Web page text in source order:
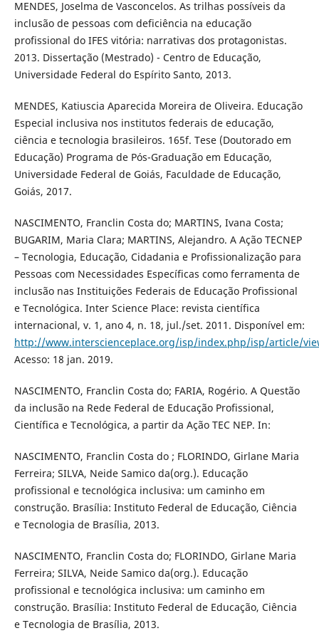
MENDES, Joselma de Vasconcelos. As trilhas possíveis da
inclusão de pessoas com deficiência na educação
profissional do IFES vitória: narrativas dos protagonistas.
2013. Dissertação (Mestrado) - Centro de Educação,
Universidade Federal do Espírito Santo, 2013.
MENDES, Katiuscia Aparecida Moreira de Oliveira. Educação
Especial inclusiva nos institutos federais de educação,
ciência e tecnologia brasileiros. 165f. Tese (Doutorado em
Educação) Programa de Pós-Graduação em Educação,
Universidade Federal de Goiás, Faculdade de Educação,
Goiás, 2017.
NASCIMENTO, Franclin Costa do; MARTINS, Ivana Costa;
BUGARIM, Maria Clara; MARTINS, Alejandro. A Ação TECNEP
– Tecnologia, Educação, Cidadania e Profissionalização para
Pessoas com Necessidades Específicas como ferramenta de
inclusão nas Instituições Federais de Educação Profissional
e Tecnológica. Inter Science Place: revista científica
internacional, v. 1, ano 4, n. 18, jul./set. 2011. Disponível em:
http://www.interscienceplace.org/isp/index.php/isp/article/
Acesso: 18 jan. 2019.
NASCIMENTO, Franclin Costa do; FARIA, Rogério. A Questão
da inclusão na Rede Federal de Educação Profissional,
Científica e Tecnológica, a partir da Ação TEC NEP. In:
NASCIMENTO, Franclin Costa do ; FLORINDO, Girlane Maria
Ferreira; SILVA, Neide Samico da(org.). Educação
profissional e tecnológica inclusiva: um caminho em
construção. Brasília: Instituto Federal de Educação, Ciência
e Tecnologia de Brasília, 2013.
NASCIMENTO, Franclin Costa do; FLORINDO, Girlane Maria
Ferreira; SILVA, Neide Samico da(org.). Educação
profissional e tecnológica inclusiva: um caminho em
construção. Brasília: Instituto Federal de Educação, Ciência
e Tecnologia de Brasília, 2013.